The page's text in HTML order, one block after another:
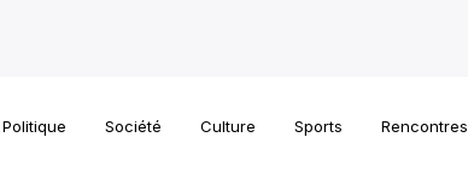
Politique Société Culture Sports Rencontres